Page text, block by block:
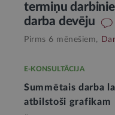
termiņu
darba devēju
Pirms 6 mēnešiem,
E-KONSULTĀCIJA
Summētais darba
atbilstoši grafikam